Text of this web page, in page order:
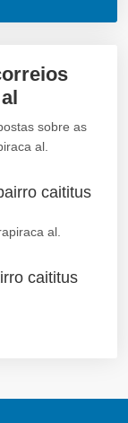
sobre as
al.
caititus
al.
caititus